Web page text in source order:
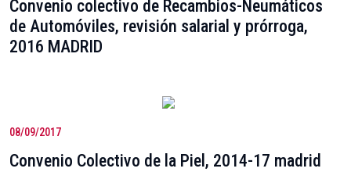
Convenio colectivo de Recambios-Neumáticos
de Automóviles, revisión salarial y prórroga,
2016 MADRID
08/09/2017
Convenio Colectivo de la Piel, 2014-17 madrid